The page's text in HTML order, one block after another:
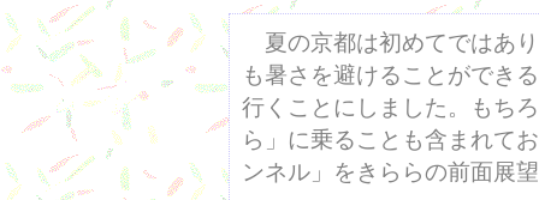
夏の京都は初めてではあ
も暑さを避けることができ
行くことにしました。もち
ら」に乗ることも含まれて
ンネル」をきららの前面展